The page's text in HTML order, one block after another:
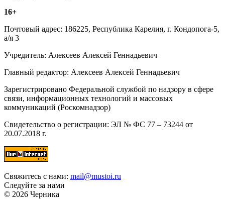
16+
Почтовый адрес: 186225, Республика Карелия, г. Кондопога-5,
а/я 3
Учредитель: Алексеев Алексей Геннадьевич
Главный редактор: Алексеев Алексей Геннадьевич
Зарегистрировано Федеральной службой по надзору в сфере
связи, информационных технологий и массовых
коммуникаций (Роскомнадзор)
Свидетельство о регистрации: ЭЛ № ФС 77 – 73244 от
20.07.2018 г.
Свяжитесь с нами: mail@mustoi.ru
Следуйте за нами
© 2026 Черника